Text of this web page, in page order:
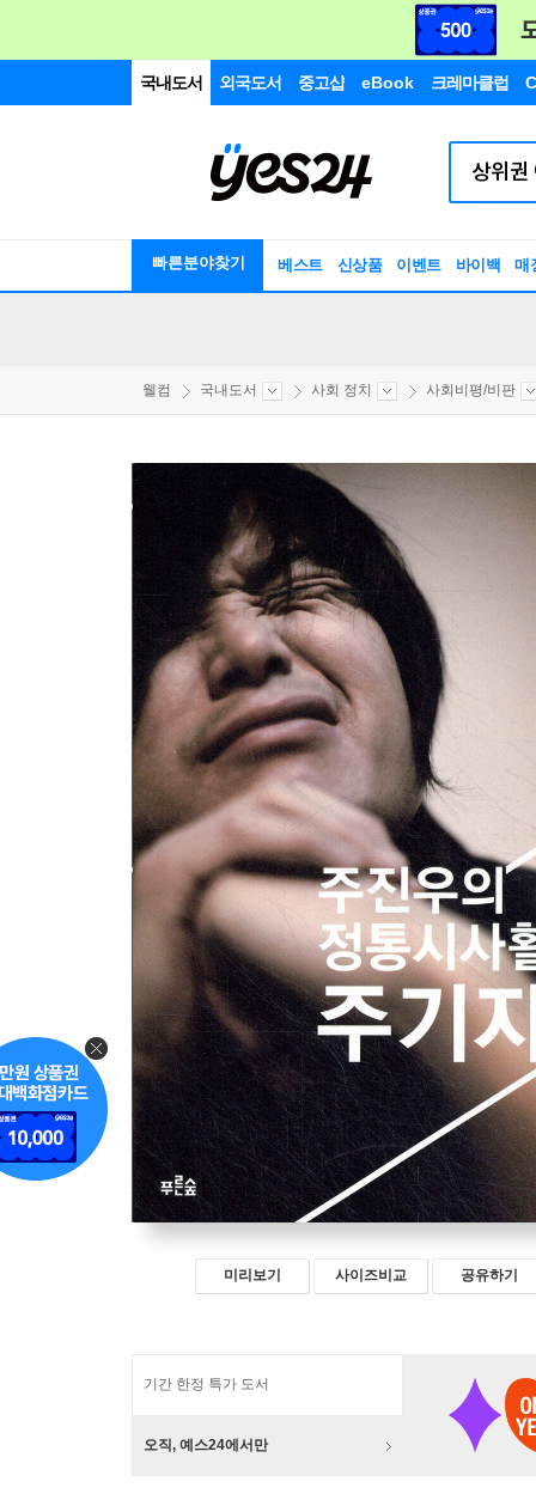
국내도서 외국도서 중고샵 eBook 크레마클럽
빠른분야찾기 베스트 신상품 이벤트 바이백 매
웰컴 국내도서 사회 정치 사회비평/비판
미리보기 사이즈비교 공유하기
기간 한정 특가 도서
오직, 예스24에서만